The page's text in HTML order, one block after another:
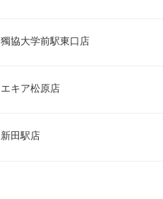
獨協大学前駅東口店
エキア松原店
新田駅店